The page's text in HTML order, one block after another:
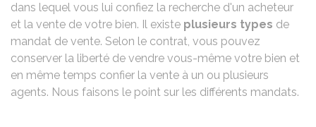
dans lequel vous lui confiez la recherche d'un acheteur
et la vente de votre bien. Il existe plusieurs types de
mandat de vente. Selon le contrat, vous pouvez
conserver la liberté de vendre vous-même votre bien et
en même temps confier la vente à un ou plusieurs
agents. Nous faisons le point sur les différents mandats.